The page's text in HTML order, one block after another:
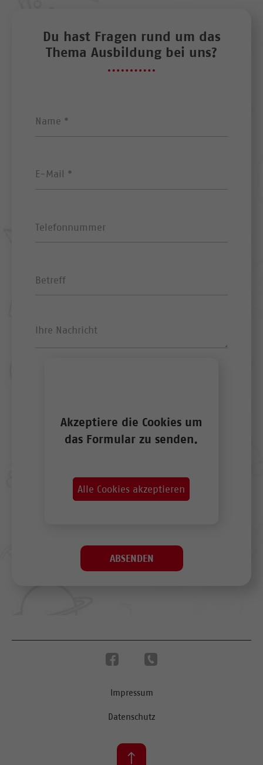
Du hast Fragen rund um das
Thema Ausbildung bei uns?
Akzeptiere die Cookies um
das Formular zu senden.
Alle Cookies akzeptieren
Impressum
Datenschutz